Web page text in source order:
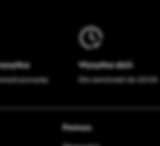
powyżej
Wysyłka dziś
Dla zamówień do 20:00
Pomoc